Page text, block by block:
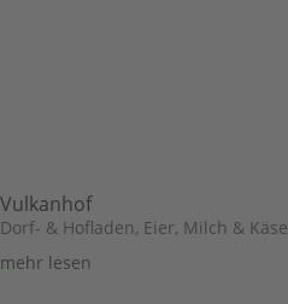
Vulkanhof
Dorf- & Hofladen, Eier, Milch & Käse
mehr lesen